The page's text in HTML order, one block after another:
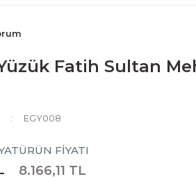
Fatih Sultan
EGY008
ÜRÜN FİYATI
8.166,11 TL